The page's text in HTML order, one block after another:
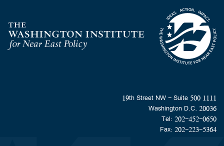
Homepage
1111 19th Street NW - Suite 500
Washington D.C. 20036
Tel: 202-452-0650
Fax: 202-223-5364